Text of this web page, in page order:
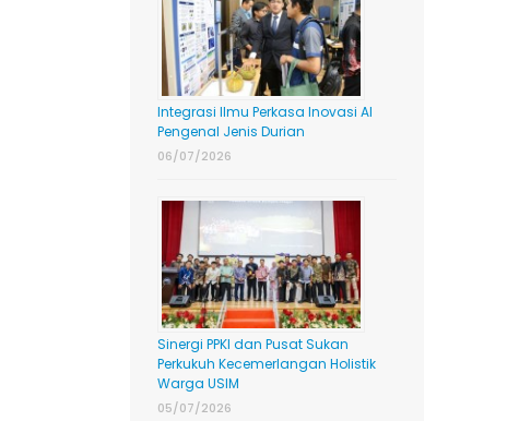
Integrasi Ilmu Perkasa Inovasi AI
Pengenal Jenis Durian
06/07/2026
Sinergi PPKI dan Pusat Sukan
Perkukuh Kecemerlangan Holistik
Warga USIM
05/07/2026